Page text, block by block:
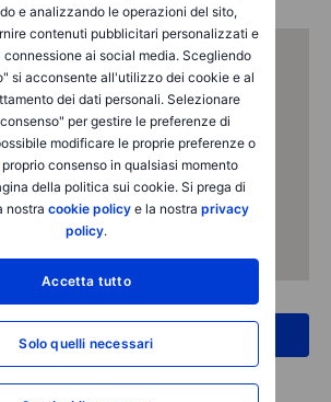
e analizzando le operazioni del sito,
contenuti pubblicitari personalizzati e
ai social media. Scegliendo
si acconsente all'utilizzo dei cookie e al
dei dati personali. Selezionare
per gestire le preferenze di
modificare le proprie preferenze o
consenso in qualsiasi momento
della politica sui cookie. Si prega di
nostra cookie policye la nostra privacy
policy.
Accetta tutto
Solo quelli necessari
Indicazioni Stradali